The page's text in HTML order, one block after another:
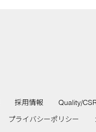
採用情報
Quality/
プライバシーポリシー